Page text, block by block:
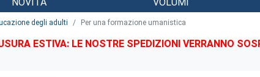
degli adulti Per una formazione umanistica
ESTIVA: LE NOSTRE SPEDIZIONI VERRANNO